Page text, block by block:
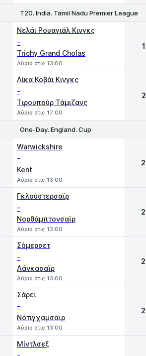
T20. India. Tamil Nadu Premier League
Νελάι Ρουαγιάλ Κινγκς
-
Trichy Grand Cholas
Αύριο στις 13:00
Λίκα Κοβάι Κινγκς
-
Τιρουπούρ Τάμιζανς
Αύριο στις 17:00
One-Day. England. Cup
Warwickshire
-
Kent
Αύριο στις 13:00
Γκλούστερσαϊρ
-
Νορθάμπτονσαϊρ
Αύριο στις 13:00
Σόμερσετ
-
Λάνκασαϊρ
Αύριο στις 13:00
Σάρεϊ
-
Νότιγχαμσαϊρ
Αύριο στις 13:00
Μίντλσεξ